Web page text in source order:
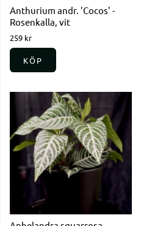
Anthurium andr. 'Cocos' -
Rosenkalla, vit
259 kr
KÖP